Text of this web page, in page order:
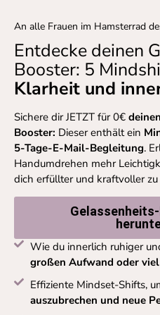
An alle Frauen im Hamsterrad
Entdecke deinen
Booster: 5
Klarheit und
Sichere dir JETZT für 0€ deinen
Booster: Dieser enthält ein
5-Tage-E-Mail-Begleitung. E
Handumdrehen mehr
dich erfüllter und kraftvoller
Wie du innerlich ruhiger
großen Aufwand oder
Effiziente Mindset-Shifts,
auszubrechen und neue